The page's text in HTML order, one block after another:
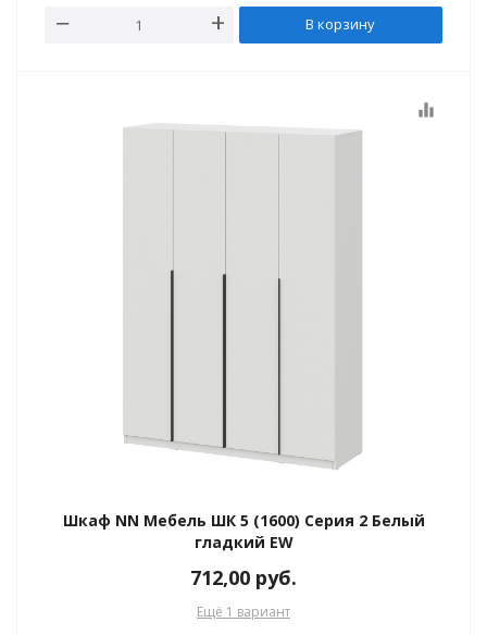
В корзину
equalizer
Шкаф NN Мебель ШК 5 (1600) Серия 2 Белый
гладкий EW
712,00 руб.
Ещё 1 вариант